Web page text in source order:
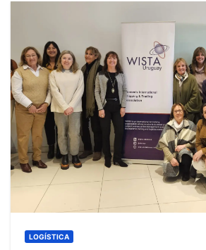
LOGÍSTICA